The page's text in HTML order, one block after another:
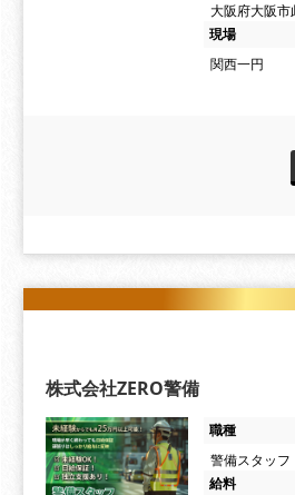
大阪府大阪
現場
関西一円
株式会社ZERO警備
職種
警備スタッフ
給料